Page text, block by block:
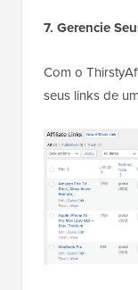
7. Gerencie
Com o
seus links de